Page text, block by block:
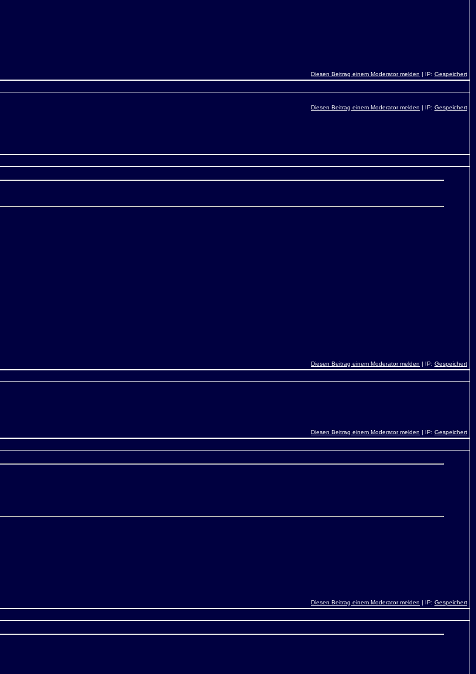
Diesen Beitrag einem Moderator melden | IP: Gespeichert
Diesen Beitrag einem Moderator melden | IP: Gespeichert
Diesen Beitrag einem Moderator melden | IP: Gespeichert
Diesen Beitrag einem Moderator melden | IP: Gespeichert
Diesen Beitrag einem Moderator melden | IP: Gespeichert